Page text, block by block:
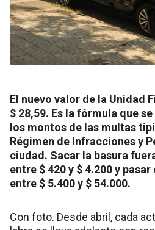
El nuevo valor de la Unidad
$ 28,59. Es la fórmula que
los montos de las multas
Régimen de Infracciones y
ciudad. Sacar la basura
entre $ 420 y $ 4.200 y
entre $ 5.400 y $ 54.000.
Con foto. Desde abril, cada